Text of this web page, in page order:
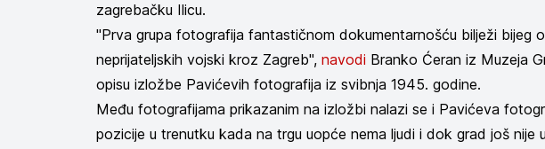
zagrebačku Ilicu.
"Prva grupa fotografija fantastičnom dokumentarnošću bilježi bijeg
neprijateljskih vojski kroz Zagreb", navodi Branko Ćeran iz Muzeja
opisu izložbe Pavićevih fotografija iz svibnja 1945. godine.
Među fotografijama prikazanim na izložbi nalazi se i Pavićeva
pozicije u trenutku kada na trgu uopće nema ljudi i dok grad još nije